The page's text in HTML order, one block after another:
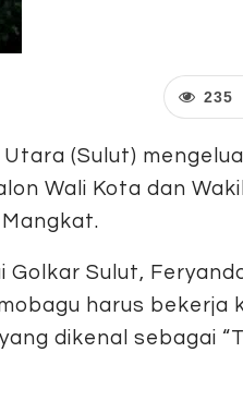
235
(Sulut)
Wali Kota dan
Golkar Sulut,
harus bekerja
dikenal sebagai